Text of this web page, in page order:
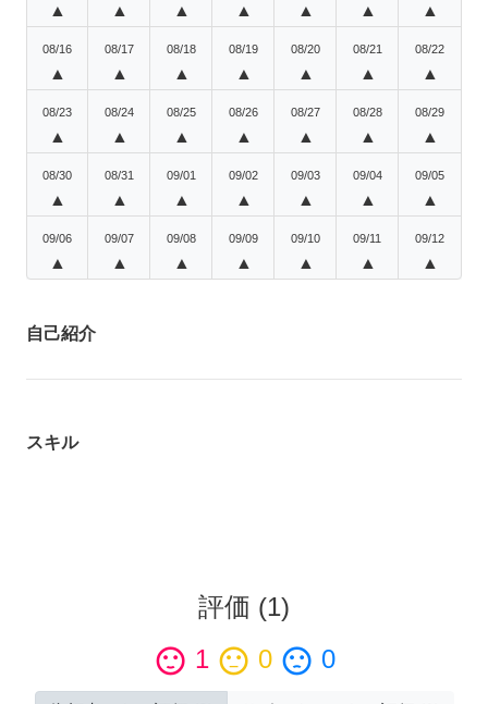
▲ ▲ ▲ ▲ ▲ ▲ ▲
08/16
▲
08/17
▲
08/18
▲
08/19
▲
08/20
▲
08/21
▲
08/22
▲
08/23
▲
08/24
▲
08/25
▲
08/26
▲
08/27
▲
08/28
▲
08/29
▲
08/30
▲
08/31
▲
09/01
▲
09/02
▲
09/03
▲
09/04
▲
09/05
▲
09/06
▲
09/07
▲
09/08
▲
09/09
▲
09/10
▲
09/11
▲
09/12
▲
自己紹介
スキル
評価 (1)
sentiment_satisfied 1 sentiment_neutral 0 sentiment_dissatisfied 0